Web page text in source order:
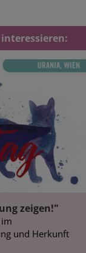
zeigen!"
und Herkunft